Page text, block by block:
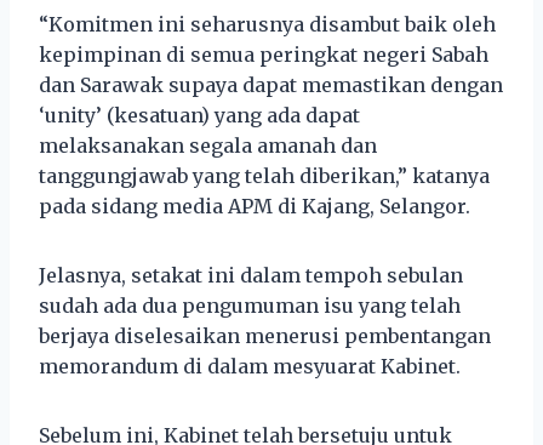
“Komitmen ini seharusnya disambut baik oleh
kepimpinan di semua peringkat negeri Sabah
dan Sarawak supaya dapat memastikan dengan
‘unity’ (kesatuan) yang ada dapat
melaksanakan segala amanah dan
tanggungjawab yang telah diberikan,” katanya
pada sidang media APM di Kajang, Selangor.
Jelasnya, setakat ini dalam tempoh sebulan
sudah ada dua pengumuman isu yang telah
berjaya diselesaikan menerusi pembentangan
memorandum di dalam mesyuarat Kabinet.
Sebelum ini, Kabinet telah bersetuju untuk